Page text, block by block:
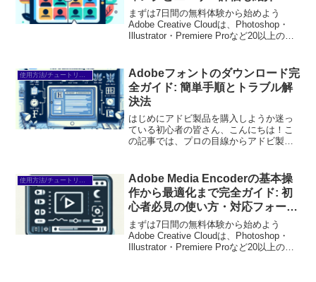
まずは7日間の無料体験から始めよう
Adobe Creative Cloudは、Photoshop・
Illustrator・Premiere Proなど20以上のア
→※...
使用方法/チュートリアル
Adobeフォントのダウンロード完
全ガイド: 簡単手順とトラブル解
決法
はじめにアドビ製品を購入しようか迷っ
ている初心者の皆さん、こんにちは！こ
の記事では、プロの目線からアドビ製品
に、皆さんの悩みを解決できるように構
成しました。ぜひ参考にして...
使用方法/チュートリアル
Adobe Media Encoderの基本操
作から最適化まで完全ガイド: 初
心者必見の使い方・対応フォーマ
ット・エラー対処法
まずは7日間の無料体験から始めよう
Adobe Creative Cloudは、Photoshop・
Illustrator・Premiere Proなど20以上のア